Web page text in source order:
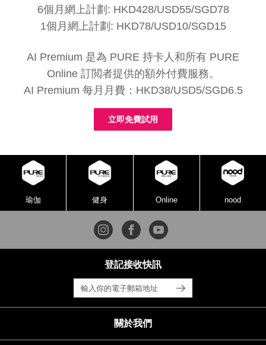
6個月網上計劃: HKD428/USD55/SGD78
1個月網上計劃: HKD78/USD10/SGD15
AI Premium 是為 PURE 持卡人和所有 PURE
Online 訂閲者提供的額外付費服務。
AI Premium 每月月費：HKD38/USD5/SGD6.5
立即免費試用
瑜伽 健身 Online nood
關於我們
登記接收快訊